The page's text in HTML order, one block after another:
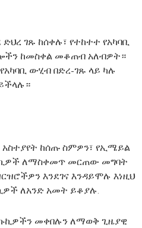
ገጹ ከሰቀሉ፣ የተከተተ የአካባቢ
ከመስቀል መቆጠብ አለብዎት።
ውሂብ በድረ-ገጹ ላይ ካሉ
አስተያየት ከሰጡ ስምዎን፣ የኢሜይል
ለማስቀመጥ መርጠው መግባት
እንደገና እንዳይሞሉ እነዚህ
ለአንድ አመት ይቆያሉ.
ኩኪዎችን መቀበሉን ለማወቅ ጊዜያዊ